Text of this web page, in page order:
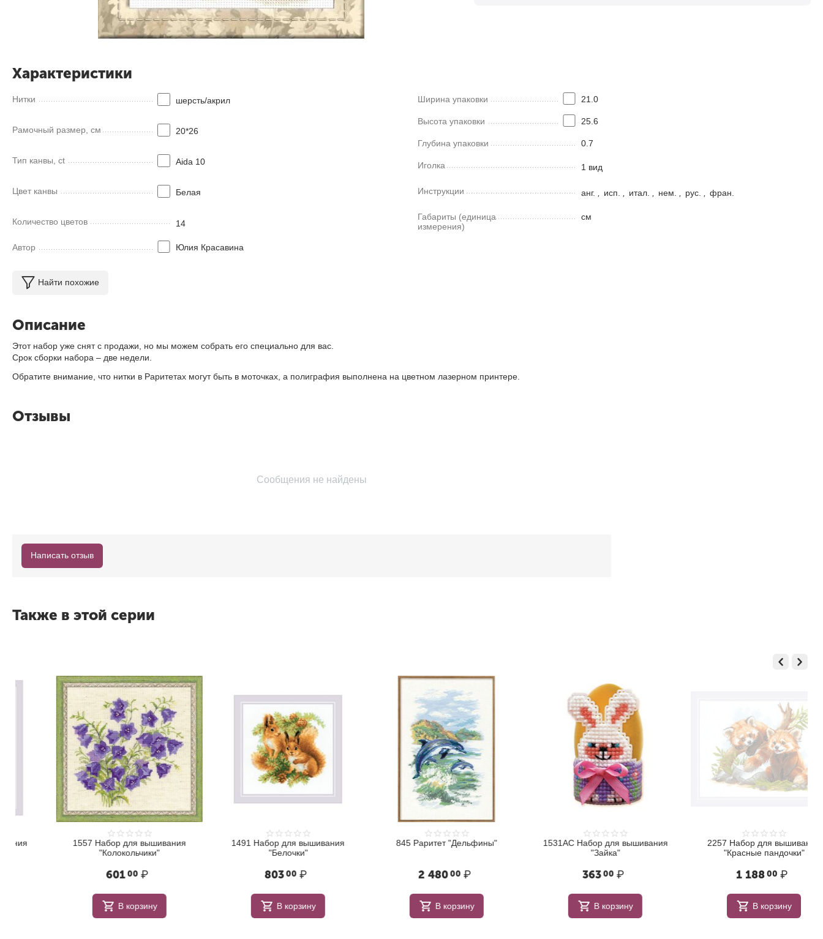
Характеристики
Нитки шерсть/акрил
Рамочный размер, см 20*26
Тип канвы, ct Aida 10
Цвет канвы Белая
Количество цветов 14
Автор Юлия Красавина
Ширина упаковки 21.0
Высота упаковки 25.6
Глубина упаковки 0.7
Иголка 1 вид
Инструкции анг. исп. итал. нем. рус. фран.
Габариты (единица
измерения)
см
Найти похожие
Описание
Этот набор уже снят с продажи, но мы можем собрать его специально для вас.
Срок сборки набора – две недели.
Обратите внимание, что нитки в Раритетах могут быть в моточках, а полиграфия выполнена на цветном лазерном принтере.
Отзывы
Сообщения не найдены
Написать отзыв
Также в этой серии
1557 Набор для вышивания
"Колокольчики"
₽
В корзину
1491 Набор для вышивания
"Белочки"
₽
В корзину
845 Раритет "Дельфины"
00 ₽
В корзину
1531АС Набор для вышивания
₽
В корзину
2257 Набор для вышивания
"Красные пандочки"
00 ₽
В корзину